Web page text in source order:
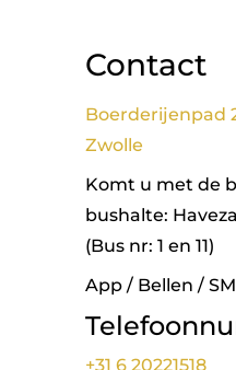
Contact
Boerderijenpad
Zwolle
Komt u met de
bushalte:
(Bus nr: 1 en 11)
App / Bellen /
+31 6 20221518